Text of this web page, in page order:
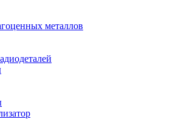
металлов